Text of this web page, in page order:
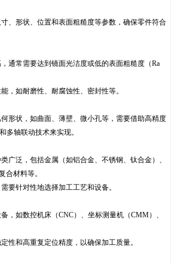
、形状、位置和表面粗糙度等参数，确保零件符合
通常需要达到镜面光洁度或低的表面粗糙度（Ra
，如耐磨性、耐腐蚀性、密封性等。
形状，如曲面、薄壁、微小孔等，需要借助高精度
多轴联动技术来实现。
广泛，包括金属（如铝合金、不锈钢、钛合金）、
合材料等。
要针对性地选择加工工艺和设备。
，如数控机床（CNC）、坐标测量机（CMM）、
性和高重复定位精度，以确保加工质量。